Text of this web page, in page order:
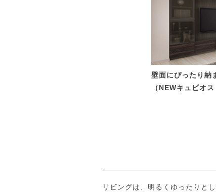
壁面にぴったり納
（NEWキュビオ
リビングは、明るくゆったりと